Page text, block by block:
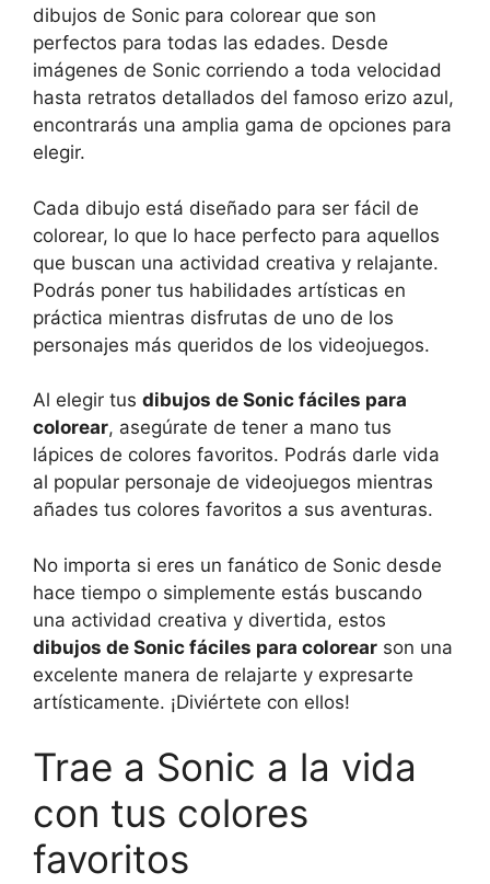
dibujos de Sonic para colorear que son
perfectos para todas las edades. Desde
imágenes de Sonic corriendo a toda velocidad
hasta retratos detallados del famoso erizo azul,
encontrarás una amplia gama de opciones para
elegir.
Cada dibujo está diseñado para ser fácil de
colorear, lo que lo hace perfecto para aquellos
que buscan una actividad creativa y relajante.
Podrás poner tus habilidades artísticas en
práctica mientras disfrutas de uno de los
personajes más queridos de los videojuegos.
Al elegir tus dibujos de Sonic fáciles para
colorear, asegúrate de tener a mano tus
lápices de colores favoritos. Podrás darle vida
al popular personaje de videojuegos mientras
añades tus colores favoritos a sus aventuras.
No importa si eres un fanático de Sonic desde
hace tiempo o simplemente estás buscando
una actividad creativa y divertida, estos
dibujos de Sonic fáciles para colorear son una
excelente manera de relajarte y expresarte
artísticamente. ¡Diviértete con ellos!
Trae a Sonic a la vida
con tus colores
favoritos